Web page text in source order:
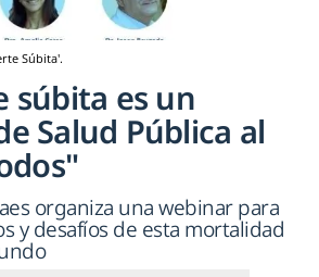
Súbita'.
súbita es un
Salud Pública al
organiza una webinar para
y desafíos de esta mortalidad